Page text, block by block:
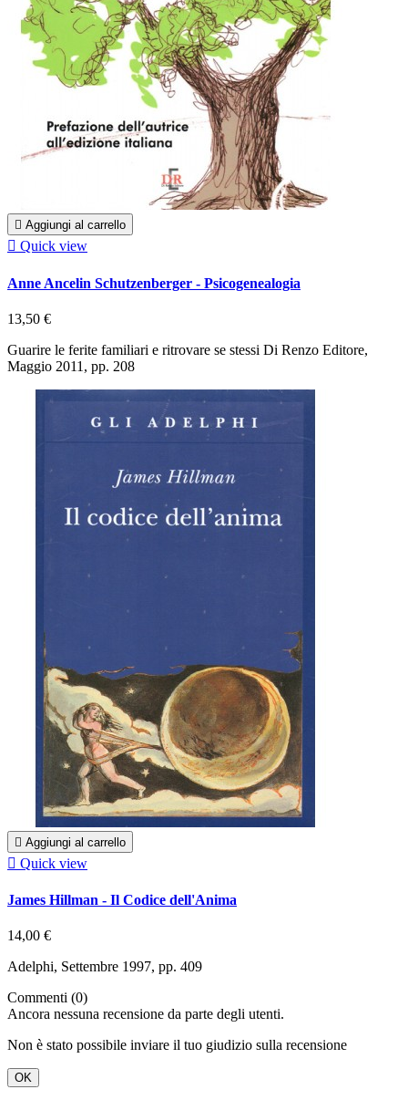
 Aggiungi al carrello
 Quick view
Anne Ancelin Schutzenberger - Psicogenealogia
13,50 €
Guarire le ferite familiari e ritrovare se stessi Di Renzo Editore,
Maggio 2011, pp. 208
 Aggiungi al carrello
 Quick view
James Hillman - Il Codice dell'Anima
14,00 €
Adelphi, Settembre 1997, pp. 409
Commenti (0)
Ancora nessuna recensione da parte degli utenti.
Non è stato possibile inviare il tuo giudizio sulla recensione
OK